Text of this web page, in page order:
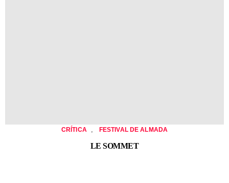
CRÍTICA FESTIVAL DE ALMADA
LE SOMMET